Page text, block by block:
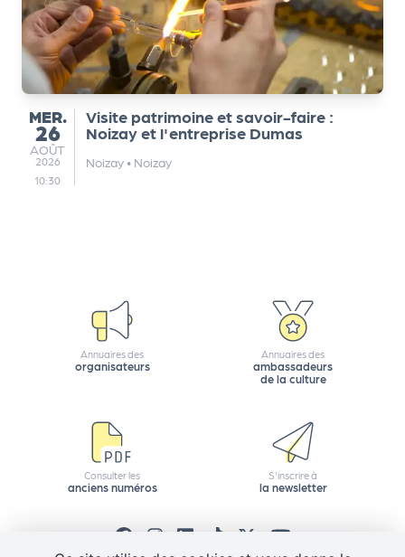
MERCREDI
MER.
26
AOÛT
AOÛT
2026
10:30
Visite patrimoine et savoir-faire :
Noizay et l'entreprise Dumas
Noizay • Noizay
Annuaires des
organisateurs
Annuaires des
ambassadeurs
de la culture
Consulter les
anciens numéros
S'inscrire à
la newsletter